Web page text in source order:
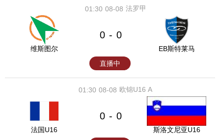
08-08
01:30 法罗甲
维斯图尔
0 - 0
EB斯特莱马
直播中
08-08
01:30 欧锦U16 A
法国U16
0 - 0
斯洛文尼亚U16